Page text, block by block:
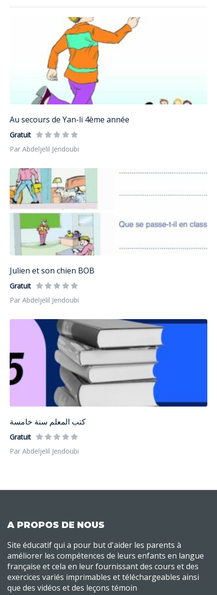
Au secours de Yan-li 4ème année
Gratuit
Par Abdeljelil Jendoubi
Julien et son chien BOB
Gratuit
Par Abdeljelil Jendoubi
كتب المعلم سنة خامسة
Gratuit
Par Abdeljelil Jendoubi
A PROPOS DE NOUS
Site éducatif qui a pour but d'aider les parents à
améliorer les compétences de leurs enfants en langue
française et cela en leur fournissant des cours et des
exercices variés imprimables et téléchargeables ainsi
que des vidéos et des leçons témoin